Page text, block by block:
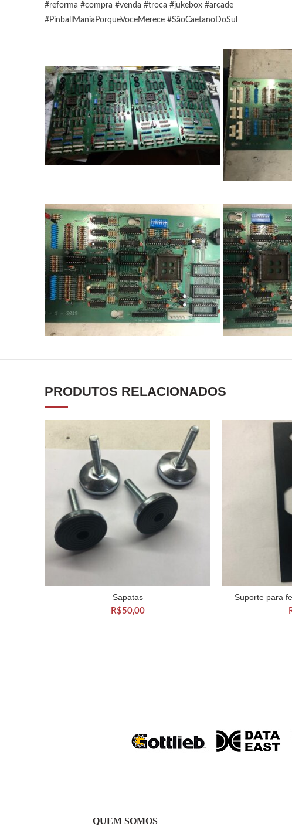
#reforma #compra #venda #troca #jukebox #arcade
#PinballManiaPorqueVoceMerece #SãoCaetanoDoSul
PRODUTOS RELACIONADOS
ADICIONAR AO CARRINHO
Sapatas
R$50,00
Suporte para
QUEM SOMOS